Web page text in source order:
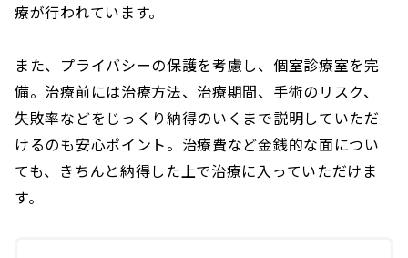
療が行われています。
また、プライバシーの保護を考慮し、個室診療室を完
備。治療前には治療方法、治療期間、手術のリスク、
失敗率などをじっくり納得のいくまで説明していただ
けるのも安心ポイント。治療費など金銭的な面につい
ても、きちんと納得した上で治療に入っていただけま
す。